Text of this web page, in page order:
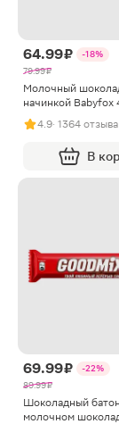
64.99 ₽
-18%
79.99 ₽
Молочный
начинкой Babyfox
4.9· 1364 отзыва
В
69.99 ₽
-22%
89.99 ₽
Шоколадный
молочном